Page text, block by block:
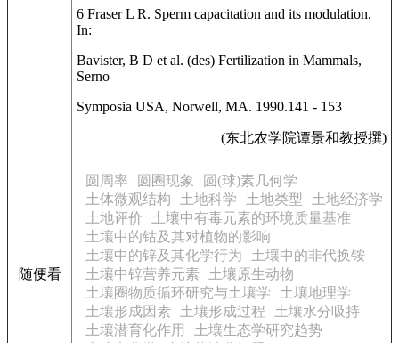
6 Fraser L R. Sperm capacitation and its modulation,
In:
Bavister, B D et al. (des) Fertilization in Mammals,
Serno
Symposia USA, Norwell, MA. 1990.141 - 153
(东北农学院谭景和教授撰)
随便看
圆周率 圆圈现象
圆(球)素几何学
土体微观结构
土地科学 土地类型
土地经济学
土地评价
土壤中有毒元素的环境质量基准
土壤中的钴及其对植物的影响
土壤中的锌及其化学行为
土壤中的非代换铵
土壤中锌营养元素
土壤原生动物
土壤圈物质循环研究与土壤学
土壤地理学
土壤形成因素
土壤形成过程
土壤水分吸持
土壤潜育化作用
土壤生态学研究趋势